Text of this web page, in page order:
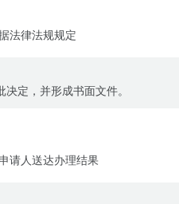
法律法规规定
决定，并形成书面文件。
请人送达办理结果